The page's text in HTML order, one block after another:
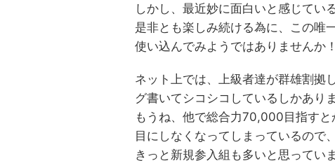
しかし、最近妙に面白いと感じてい
是非とも楽しみ続ける為に、この唯
使い込んでみようではありませんか
ネット上では、上級者達が群雄割拠
グ書いてシコシコしているしかあり
もうね、他で総合力70,000目指す
目にしなくなってしまっているので
きっと新規参入組も多いと思ってい